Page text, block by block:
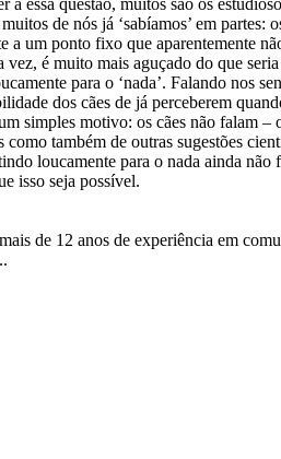
de nós já ‘sabíamos’ em partes:
um ponto fixo que aparentemente
é muito mais aguçado do que
para o ‘nada’. Falando nos
dos cães de já perceberem
simples motivo: os cães não falam
também de outras sugestões
loucamente para o nada ainda
isso seja possível.
de 12 anos de experiência em